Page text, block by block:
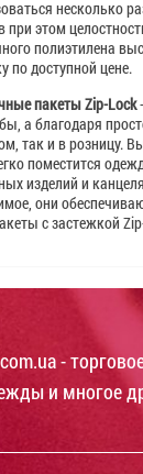
несколько
при этом
полиэтилена
по доступной цене.
пакеты Zip-Lock
а благодаря
так и в розницу.
поместится
изделий и
они
с застежкой
-
и многое